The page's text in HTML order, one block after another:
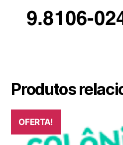
Produtos
OFERTA!